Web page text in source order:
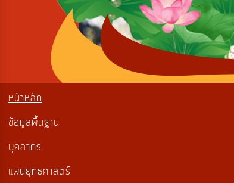
หน้าหลัก
ข้อมูลพื้นฐาน
บุคลากร
แผนยุทธศาสตร์